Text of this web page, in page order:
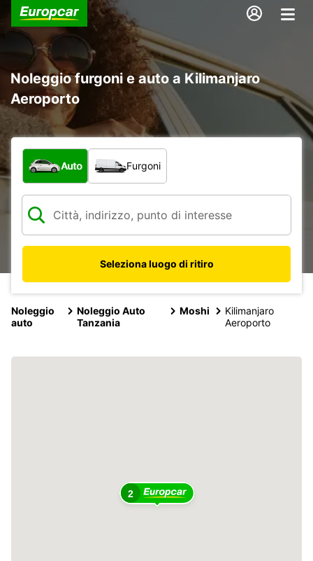
Noleggio furgoni e auto a Kilimanjaro
Aeroporto
Scegli la tipologia di veicolo:
Auto Furgoni
Seleziona luogo di ritiro
Noleggio
auto
Noleggio Auto
Tanzania
Moshi
Kilimanjaro
Aeroporto
2